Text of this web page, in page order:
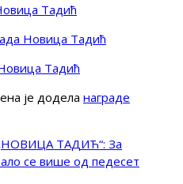
Тадић
Новица Тадић
Тадић
је додела награде
ТАДИЋ“: За
се више од педесет